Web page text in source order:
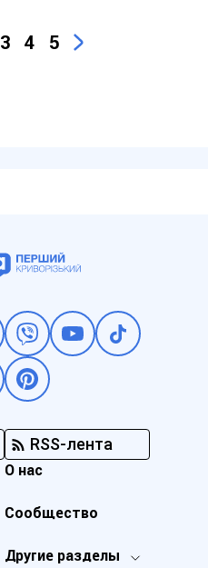
3 4 5
RSS-лента
Другие разделы
О нас
Сообщество